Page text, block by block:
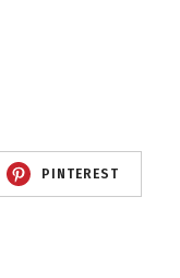
PINTEREST